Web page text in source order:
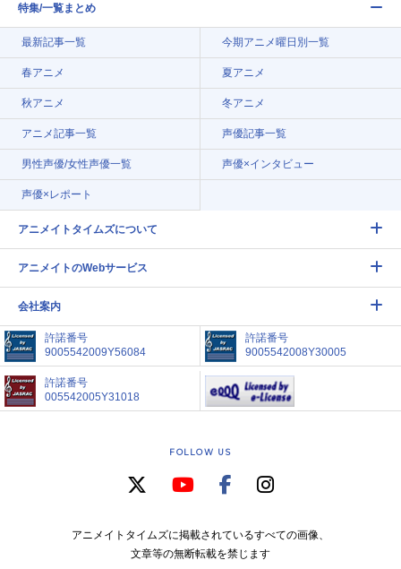
特集/一覧まとめ
最新記事一覧 今期アニメ曜日別一覧
春アニメ 夏アニメ
秋アニメ 冬アニメ
アニメ記事一覧 声優記事一覧
男性声優/女性声優一覧 声優×インタビュー
声優×レポート
アニメイトタイムズについて
アニメイトのWebサービス
会社案内
許諾番号
9005542009Y56084
許諾番号
9005542008Y30005
許諾番号
005542005Y31018
FOLLOW US
アニメイトタイムズに掲載されているすべての画像、
文章等の無断転載を禁じます